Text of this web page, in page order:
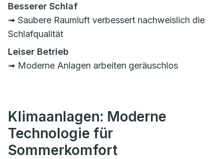
Besserer Schlaf
➟ Saubere Raumluft verbessert nachweislich die
Schlafqualität
Leiser Betrieb
➟ Moderne Anlagen arbeiten geräuschlos
Klimaanlagen: Moderne
Technologie für
Sommerkomfort